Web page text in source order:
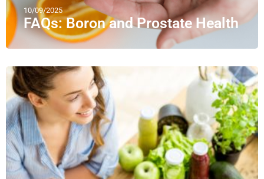
10/09/2025
FAQs: Boron and Prostate Health